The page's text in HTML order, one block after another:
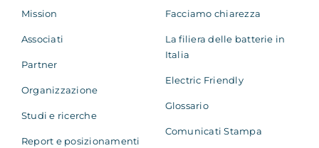
Mission
Associati
Partner
Organizzazione
Studi e ricerche
Report e posizionamenti
Facciamo chiarezza
La filiera delle batterie in
Italia
Electric Friendly
Glossario
Comunicati Stampa